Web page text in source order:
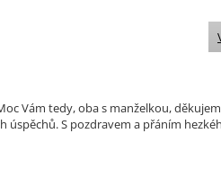
Vám tedy, oba s manželkou,
S pozdravem a přáním